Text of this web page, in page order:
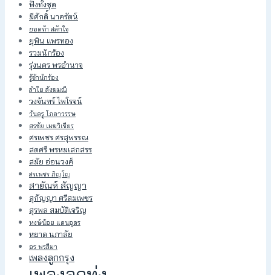
ฟังทั้งชุด
มีศักดิ์ นาครัตน์
ยอดรัก สลักใจ
ยุพิน แพรทอง
รวมนักร้อง
รุ่งนคร พรอำนาจ
รู้จักนักร้อง
ลำใย สังฆมณี
วงจันทร์ ไพโรจน์
วันครู โภคาวรรษ
ศรชัย เมฆวิเชียร
ศรเพชร ศรสุพรรณ
สดศรี พรหมเสกสรร
สมัย อ่อนวงศ์
สรเพชร ภิญโญ
สายัณห์ สัญญา
สุกัญญา ศรีสมเพชร
สุรพล สมบัติเจริญ
หงษ์น้อย แดนอุดร
หยาด นภาลัย
อร พรสีมา
เพลงลูกกรุง